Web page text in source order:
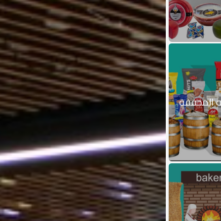
المجففة